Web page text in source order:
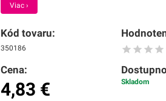
Viac ›
Kód tovaru:
350186
Cena:
4,83 € Skladom